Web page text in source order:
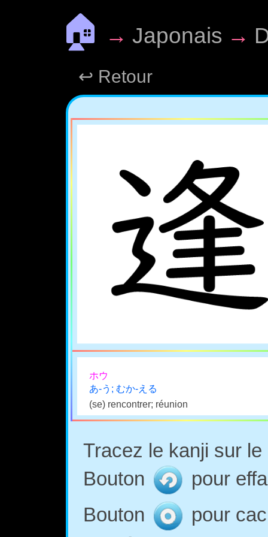
🏠 → Japonais →
↩ Retour
ホウ
あ-う; むか-える
(se) rencontrer; réunion
Tracez le kanji sur
Bouton
pour
Bouton
pour